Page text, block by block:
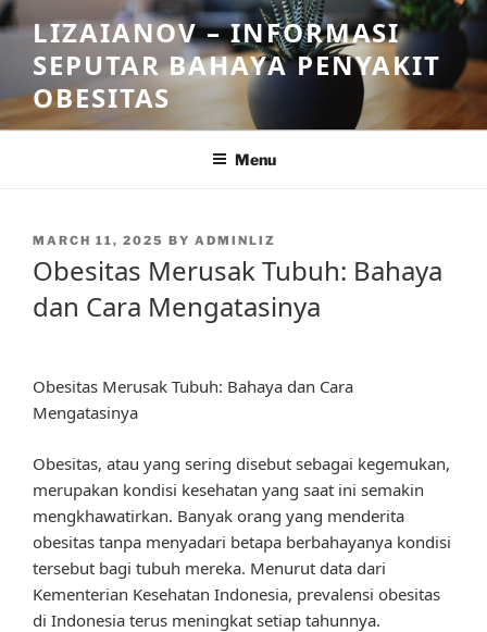
Skip
to
content
LIZAIANOV – INFORMASI
SEPUTAR BAHAYA PENYAKIT
OBESITAS
Menu
POSTED
MARCH 11, 2025 BY ADMINLIZ
Obesitas Merusak Tubuh: Bahaya
dan Cara Mengatasinya
Obesitas Merusak Tubuh: Bahaya dan Cara
Mengatasinya
Obesitas, atau yang sering disebut sebagai kegemukan,
merupakan kondisi kesehatan yang saat ini semakin
mengkhawatirkan. Banyak orang yang menderita
obesitas tanpa menyadari betapa berbahayanya kondisi
tersebut bagi tubuh mereka. Menurut data dari
Kementerian Kesehatan Indonesia, prevalensi obesitas
di Indonesia terus meningkat setiap tahunnya.